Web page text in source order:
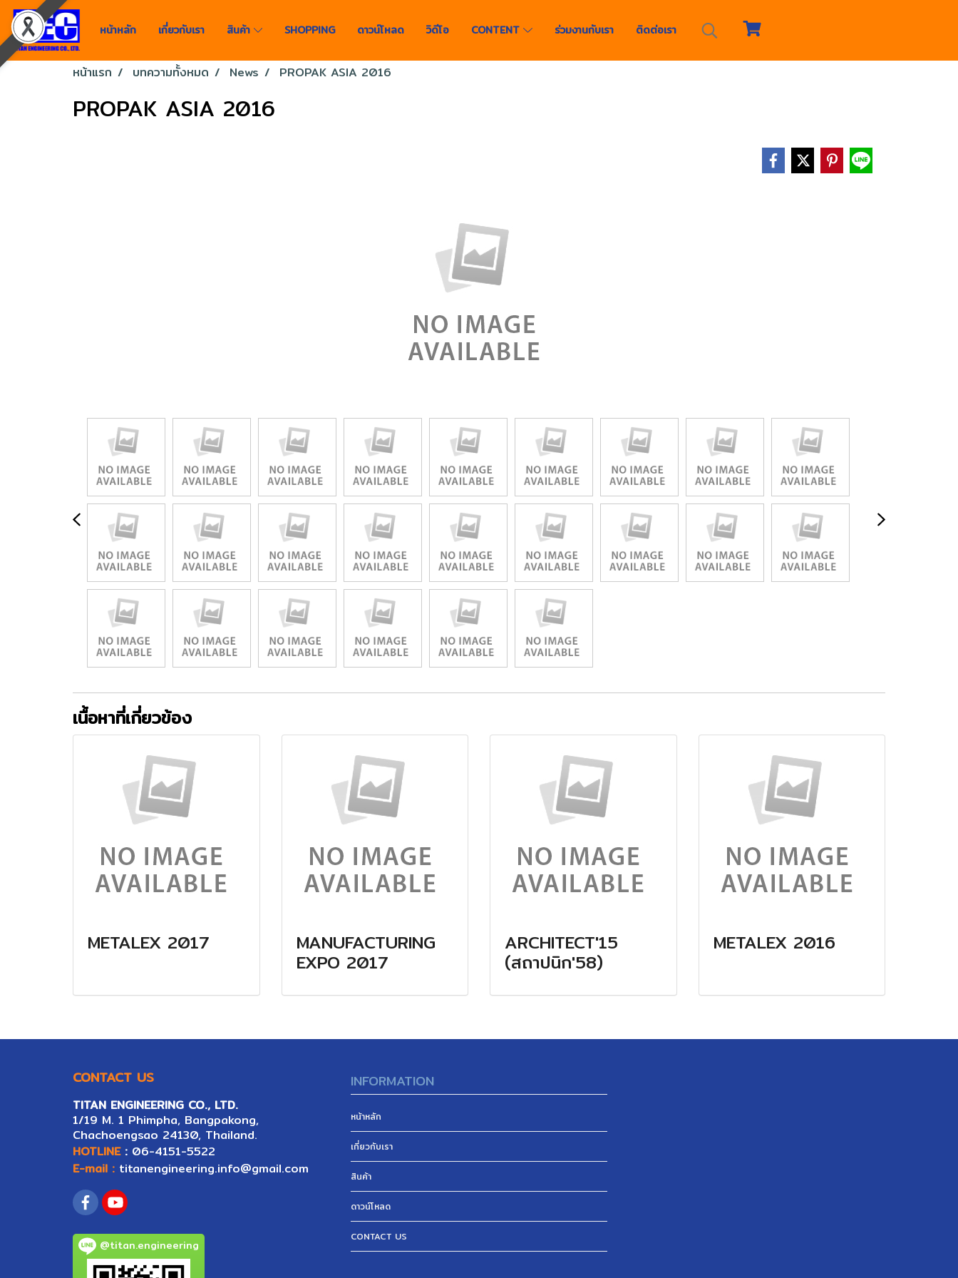
หน้าหลัก เกี่ยวกับเรา สินค้า SHOPPING ดาวน์โหลด วิดีโอ CONTENT ร่วมงานกับเรา ติดต่อเรา
หน้าแรก บทความทั้งหมด News PROPAK ASIA 2016
PROPAK ASIA 2016
เนื้อหาที่เกี่ยวข้อง
METALEX 2017 MANUFACTURING
EXPO 2017
ARCHITECT'15
(สถาปนิก'58)
METALEX 2016
CONTACT US
TITAN ENGINEERING CO., LTD.
1/19 M. 1 Phimpha, Bangpakong,
Chachoengsao 24130, Thailand.
HOTLINE: 06-4151-5522
E-mail : titanengineering.info@gmail.com
@titan.engineering
INFORMATION
หน้าหลัก
เกี่ยวกับเรา
สินค้า
ดาวน์โหลด
CONTACT US